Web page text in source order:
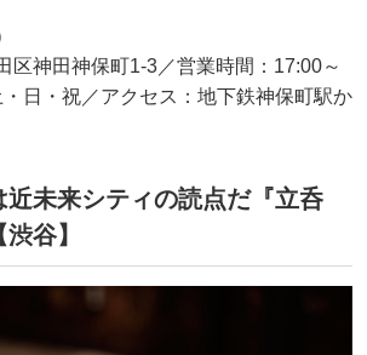
区神田神保町1-3／営業時間：17:00～
日・祝／アクセス：地下鉄神保町駅か
近未来シティの読点だ『立呑
谷】